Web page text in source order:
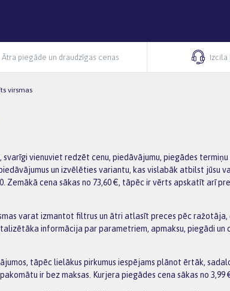
Ātra piegāde un draudzīgas cenas Izcila
virsmas
vienuviet redzēt cenu, piedāvājumu, piegādes
un izvēlēties variantu, kas vislabāk atbilst jūsu
cena sākas no 73,60 €, tāpēc ir vērts apskatīt arī
varat izmantot filtrus un ātri atlasīt preces pēc
informācija par parametriem, apmaksu, piegādi
tāpēc lielākus pirkumus iespējams plānot ērtāk,
ir bez maksas. Kurjera piegādes cena sākas no